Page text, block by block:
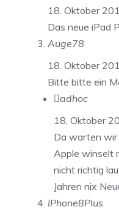
18. Oktober
Das neue iPad
Auge78
18. Oktober
Bitte bitte ein
adhoc
18. Oktober
Da warten wir
Apple winselt
nicht richtig
Jahren nix
IPhone8Plus